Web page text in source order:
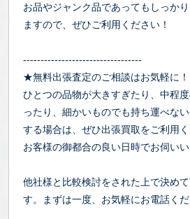
お品やジャンク品であってもしっか
ますので、ぜひご利用ください！
----------------------------------
★無料出張査定のご相談はお気軽に！
ひとつの品物が大きすぎたり、中程
ったり、細かいものでも持ち運べな
する場合は、ぜひ出張買取をご利用
お客様の御都合の良い日時でお伺いい
他社様と比較検討をされた上で決め
す。まずは一度、お気軽にお電話くだ